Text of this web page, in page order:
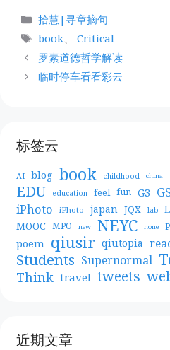
分
类
拾慧|寻章摘句
标
签
book、 Critical
罗素道德哲学解读
临时停车看看彩云
标签云
AI blog book childhood china
EDU education feel fun G3
iPhoto iPhoto japan JQX lab
MOOC MPO new NEYC none
poem qiusir qiutopia
Students Supernormal
Think travel tweets
近期文章